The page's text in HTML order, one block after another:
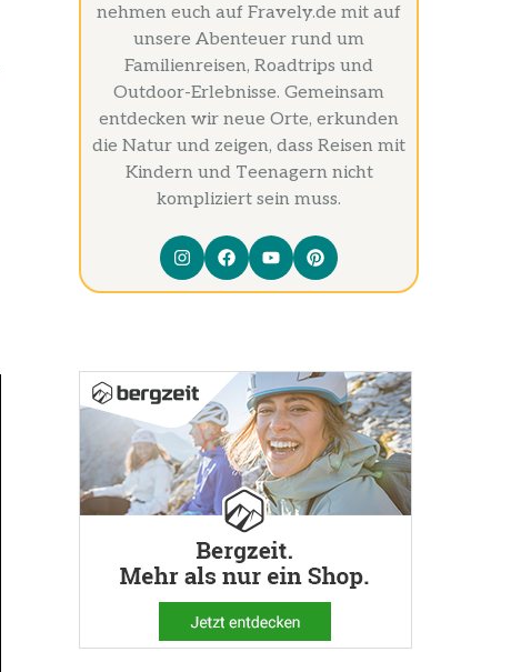
nehmen euch auf Fravely.de mit auf
unsere Abenteuer rund um
Familienreisen, Roadtrips und
Outdoor-Erlebnisse. Gemeinsam
entdecken wir neue Orte, erkunden
die Natur und zeigen, dass Reisen mit
Kindern und Teenagern nicht
kompliziert sein muss.